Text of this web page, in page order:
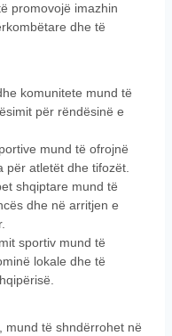
promovojë imazhin
dhe të
komunitete mund të
për rëndësinë e
mund të ofrojnë
atletët dhe tifozët.
shqiptare mund të
dhe në arritjen e
sportiv mund të
lokale dhe të
mund të shndërrohet në